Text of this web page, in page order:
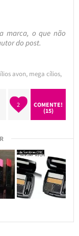
marca, o que não
do post.
avon, mega cílios,
2
COMENTE!
(15)